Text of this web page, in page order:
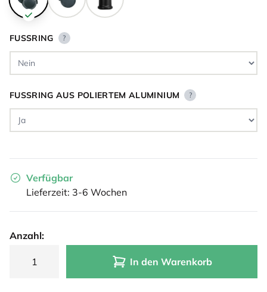
FUSSRING ?
FUSSRING AUS POLIERTEM ALUMINIUM ?
Verfügbar
Lieferzeit: 3-6 Wochen
Anzahl:
In den Warenkorb